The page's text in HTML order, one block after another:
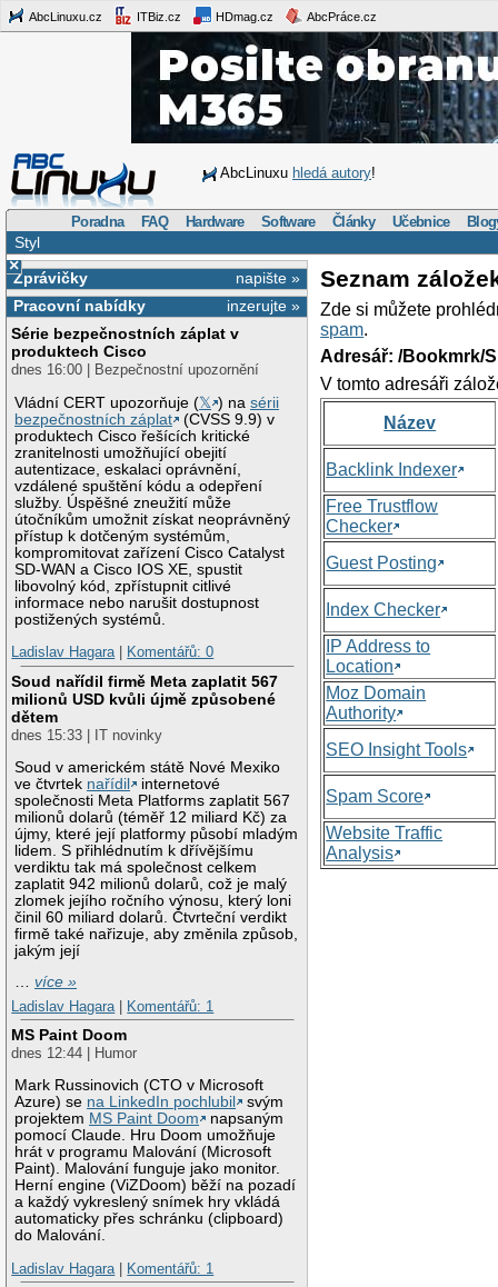
AbcLinuxu.cz ITBiz.cz HDmag.cz AbcPráce.cz
AbcLinuxu hledá autory!
Poradna FAQ Hardware Software Články Učebnice
Styl
×
napište »
Zprávičky
inzerujte »
Pracovní nabídky
Série bezpečnostních záplat v
produktech Cisco
dnes 16:00 | Bezpečnostní upozornění
Vládní CERT upozorňuje (𝕏 ) nasérii
bezpečnostních záplat
(CVSS 9.9) v
produktech Cisco řešících kritické
zranitelnosti umožňující obejití
autentizace, eskalaci oprávnění,
vzdálené spuštění kódu a odepření
služby. Úspěšné zneužití může
útočníkům umožnit získat neoprávněný
přístup k dotčeným systémům,
kompromitovat zařízení Cisco Catalyst
SD-WAN a Cisco IOS XE, spustit
libovolný kód, zpřístupnit citlivé
informace nebo narušit dostupnost
postižených systémů.
Ladislav Hagara| Komentářů: 0
Soud nařídil firmě Meta zaplatit 567
milionů USD kvůli újmě způsobené
dětem
dnes 15:33 | IT novinky
Soud v americkém státě Nové Mexiko
ve čtvrtek nařídil
internetové
společnosti Meta Platforms zaplatit 567
milionů dolarů (téměř 12 miliard Kč) za
újmy, které její platformy působí mladým
lidem. S přihlédnutím k dřívějšímu
verdiktu tak má společnost celkem
zaplatit 942 milionů dolarů, což je malý
zlomek jejího ročního výnosu, který loni
činil 60 miliard dolarů. Čtvrteční verdikt
firmě také nařizuje, aby změnila způsob,
jakým její
…více »
Ladislav Hagara
Komentářů: 1
MS Paint Doom
dnes 12:44 | Humor
Mark Russinovich (CTO v Microsoft
Azure) se na LinkedIn pochlubil
svým
projektem MS Paint Doom
napsaným
pomocí Claude. Hru Doom umožňuje
hrát v programu Malování (Microsoft
Paint). Malování funguje jako monitor.
Herní engine (ViZDoom) běží na pozadí
a každý vykreslený snímek hry vkládá
automaticky přes schránku (clipboard)
do Malování.
Ladislav Hagara
Komentářů: 1
Seznam
Zde si můžete
spam.
Adresář: /Bookmrk/
V tomto adresáři
Název
Backlink Indexer
Free Trustflow
Checker
Guest Posting
Index Checker
IP Address to
Location
Moz Domain
Authority
SEO Insight Tools
Spam Score
Website Traffic
Analysis